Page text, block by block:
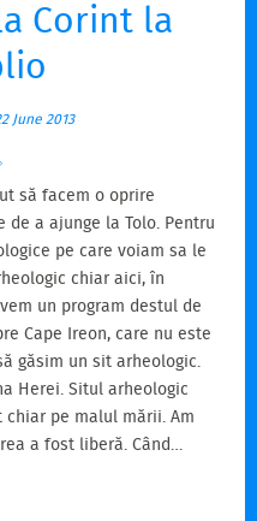
Corint la
June 2013
să facem o oprire
a ajunge la Tolo. Pentru
pe care voiam sa le
chiar aici, în
un program destul de
Cape Ireon, care nu este
găsim un sit arheologic.
Herei. Situl arheologic
pe malul mării. Am
a fost liberă. Când…